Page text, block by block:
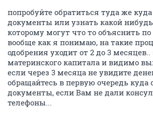
попробуйте обратиться туда же
документы или узнать какой
которому могут что то объяснить по
вообще как я понимаю, на такие
одобрения уходит от 2 до 3 месяцев..
материнского капитала и видимо
если через 3 месяца не увидите
обращайтесь в первую очередь куда
документы, если Вам не дали
телефоны...